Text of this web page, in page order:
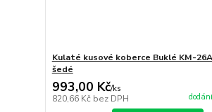
Kulaté kusové koberce Buklé KM-
šedé
993,00 Kč/ks
820,66 Kč bez DPH